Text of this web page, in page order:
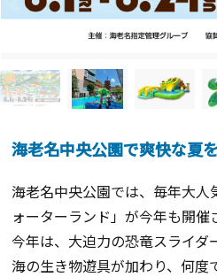
海老名中央公園で爽快な夏
海老名中央公園では、毎年大人
ォーターランド」が今年も開催
今年は、大迫力の恐竜スライダ
海の生き物遊具が加わり、何度